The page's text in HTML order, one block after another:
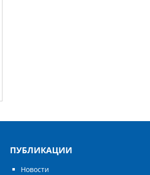
ПУБЛИКАЦИИ
Новости